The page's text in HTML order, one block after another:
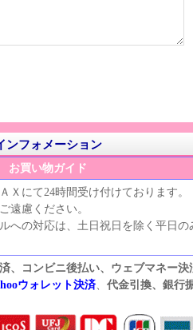
ンフォメーション
お買い物ガイド
Ｘにて24時間受け付けております。
遠慮ください。
への対応は、土日祝日を除く平日
、コンビニ後払い、ウェブマネー
ウォレット決済、 代金引換、銀行